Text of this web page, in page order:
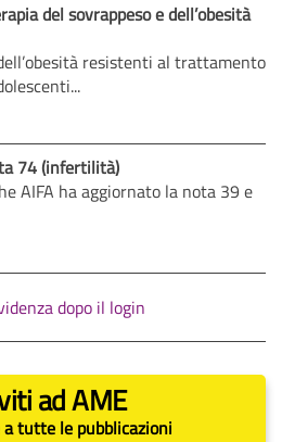
del sovrappeso e dell’obesità
resistenti al trattamento
74 (infertilità)
AIFA ha aggiornato la nota 39 e
dopo il login
ad AME
a tutte le pubblicazioni